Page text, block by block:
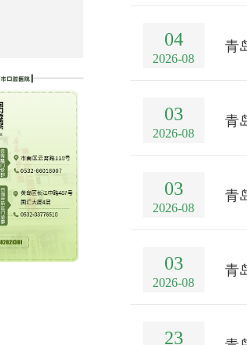
04
2026-08
青
03
2026-08
青
03
2026-08
青
03
2026-08
青
23